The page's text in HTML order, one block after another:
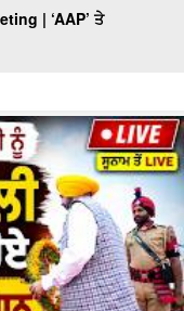
| ‘AAP’ ਤੇ